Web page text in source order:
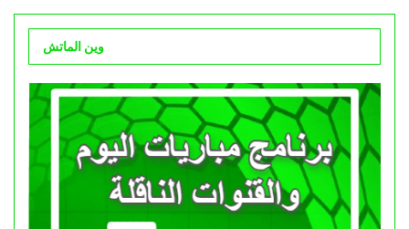
وين الماتش